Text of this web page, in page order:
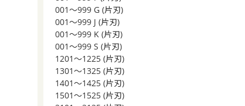
001～999 G (片刃)
001～999 J (片刃)
001～999 K (片刃)
001～999 S (片刃)
1201～1225 (片刃)
1301～1325 (片刃)
1401～1425 (片刃)
1501～1525 (片刃)